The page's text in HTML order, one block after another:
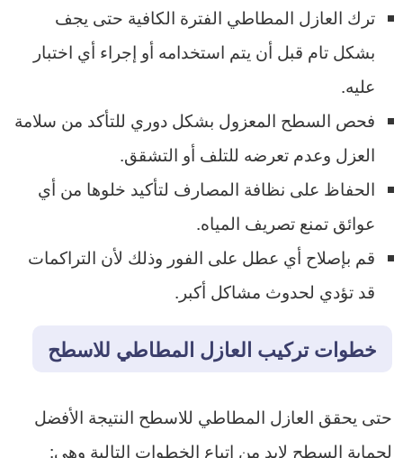
ترك العازل المطاطي الفترة الكافية حتى يجف
بشكل تام قبل أن يتم استخدامه أو إجراء أي اختبار
عليه.
فحص السطح المعزول بشكل دوري للتأكد من سلامة
العزل وعدم تعرضه للتلف أو التشقق.
الحفاظ على نظافة المصارف لتأكيد خلوها من أي
عوائق تمنع تصريف المياه.
قم بإصلاح أي عطل على الفور وذلك لأن التراكمات
قد تؤدي لحدوث مشاكل أكبر.
خطوات تركيب العازل المطاطي للاسطح
حتى يحقق العازل المطاطي للاسطح النتيجة الأفضل
لحماية السطح لابد من إتباع الخطوات التالية وهي: